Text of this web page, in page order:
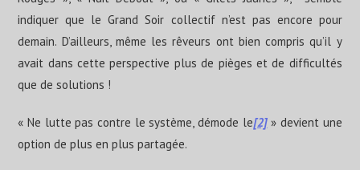
indiquer que le Grand Soir collectif n’est pas encore pour
demain. D’ailleurs, même les rêveurs ont bien compris qu’il y
avait dans cette perspective plus de pièges et de difficultés
que de solutions !
« Ne lutte pas contre le système, démode le[2]» devient une
option de plus en plus partagée.